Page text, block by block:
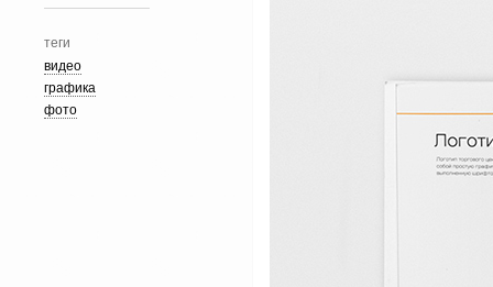
теги
видео
графика
фото